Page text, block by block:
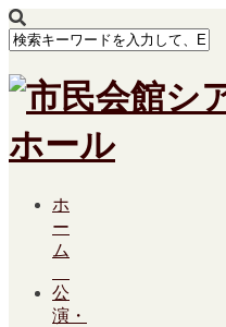
ホ
ー
ム
公
演・